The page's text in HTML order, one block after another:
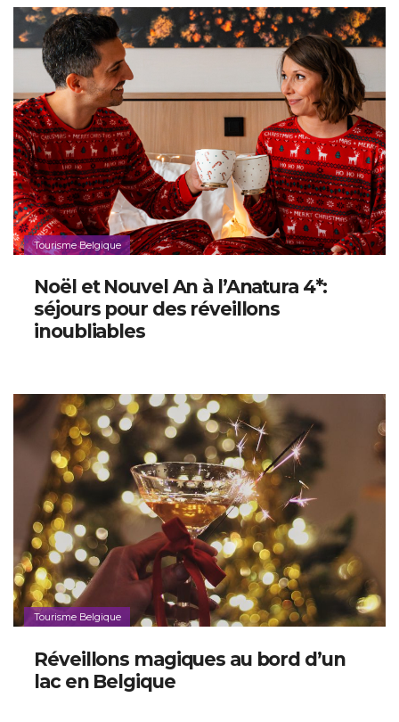
Tourisme Belgique
Noël et Nouvel An à l’Anatura 4*:
séjours pour des réveillons
inoubliables
Tourisme Belgique
Réveillons magiques au bord d’un
lac en Belgique